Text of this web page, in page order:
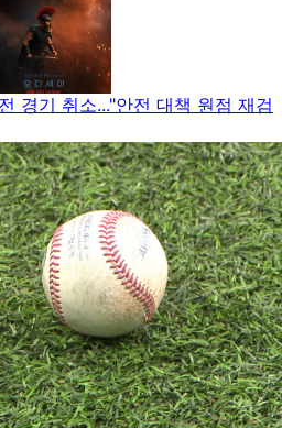
경기 취소..."안전 대책 원점 재검